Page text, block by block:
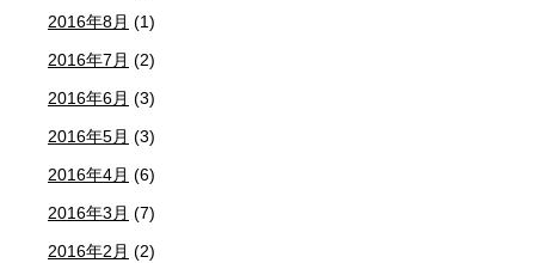
2016年8月 (1)
2016年7月 (2)
2016年6月 (3)
2016年5月 (3)
2016年4月 (6)
2016年3月 (7)
2016年2月 (2)